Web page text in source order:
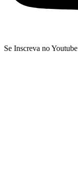
Se Inscreva no Youtube